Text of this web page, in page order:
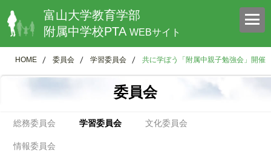
富山大学教育学部
附属中学校PTA WEBサイト
HOME 委員会 学習委員会 共に学ぼう「附属中親子勉強会」開催
委員会
総務委員会 学習委員会 文化委員会
情報委員会